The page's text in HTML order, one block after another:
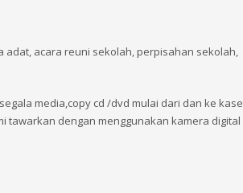
acara reuni sekolah, perpisahan sekolah,
media,copy cd /dvd mulai dari dan ke
tawarkan dengan menggunakan kamera digital